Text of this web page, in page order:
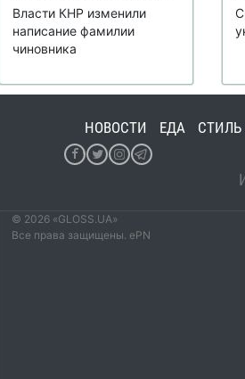
Власти КНР изменили
написание фамилии
чиновника
НОВОСТИ ЕДА
© 2026 «GLOSS.UA»
Все права защищены. ePN